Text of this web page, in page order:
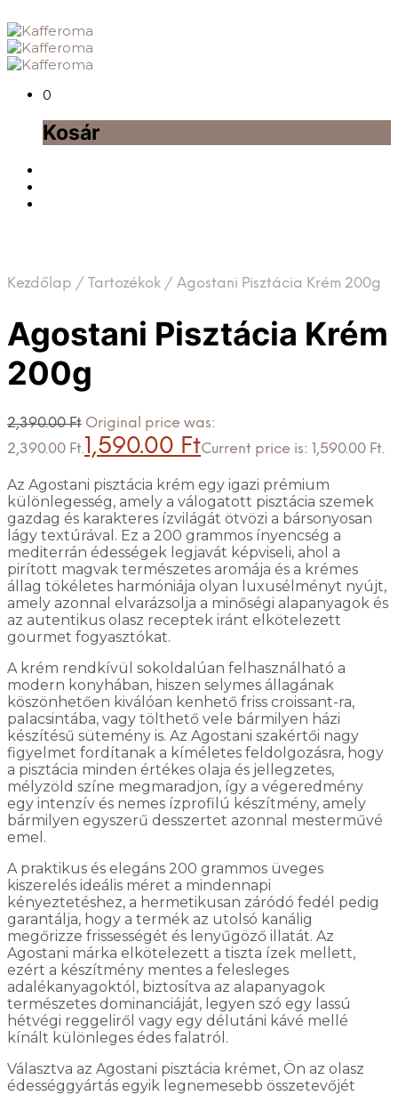
0
Kosár
Kezdőlap / Tartozékok / Agostani Pisztácia Krém 200g
Agostani Pisztácia Krém
200g
2,390.00Ft Original price was:
2,390.00 Ft.1,590.00 FtCurrent price is: 1,590.00 Ft.
Az Agostani pisztácia krém egy igazi prémium
különlegesség, amely a válogatott pisztácia szemek
gazdag és karakteres ízvilágát ötvözi a bársonyosan
lágy textúrával. Ez a 200 grammos ínyencség a
mediterrán édességek legjavát képviseli, ahol a
pirított magvak természetes aromája és a krémes
állag tökéletes harmóniája olyan luxusélményt nyújt,
amely azonnal elvarázsolja a minőségi alapanyagok és
az autentikus olasz receptek iránt elkötelezett
gourmet fogyasztókat.
A krém rendkívül sokoldalúan felhasználható a
modern konyhában, hiszen selymes állagának
köszönhetően kiválóan kenhető friss croissant-ra,
palacsintába, vagy tölthető vele bármilyen házi
készítésű sütemény is. Az Agostani szakértői nagy
figyelmet fordítanak a kíméletes feldolgozásra, hogy
a pisztácia minden értékes olaja és jellegzetes,
mélyzöld színe megmaradjon, így a végeredmény
egy intenzív és nemes ízprofilú készítmény, amely
bármilyen egyszerű desszertet azonnal mesterművé
emel.
A praktikus és elegáns 200 grammos üveges
kiszerelés ideális méret a mindennapi
kényeztetéshez, a hermetikusan záródó fedél pedig
garantálja, hogy a termék az utolsó kanálig
megőrizze frissességét és lenyűgöző illatát. Az
Agostani márka elkötelezett a tiszta ízek mellett,
ezért a készítmény mentes a felesleges
adalékanyagoktól, biztosítva az alapanyagok
természetes dominanciáját, legyen szó egy lassú
hétvégi reggeliről vagy egy délutáni kávé mellé
kínált különleges édes falatról.
Választva az Agostani pisztácia krémet, Ön az olasz
édességgyártás egyik legnemesebb összetevőjét